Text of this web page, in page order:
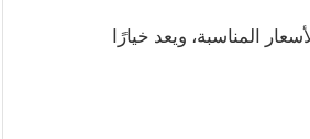
المناسبة، ويعد خيارًا